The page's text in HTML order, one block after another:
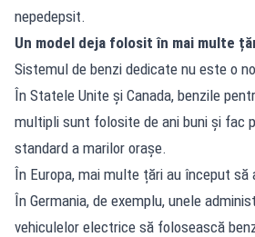
nepedepsit.
Un model deja folosit în mai multe
Sistemul de benzi dedicate nu este o
În Statele Unite și Canada, benzile
multipli sunt folosite de ani buni și fac
standard a marilor orașe.
În Europa, mai multe țări au început
În Germania, de exemplu, unele
vehiculelor electrice să folosească